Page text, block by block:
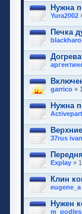
Нужна
Yura2002
Печка
garrico »
Нужна
37rus
Explay »
Клин
eugene_a
Нужен